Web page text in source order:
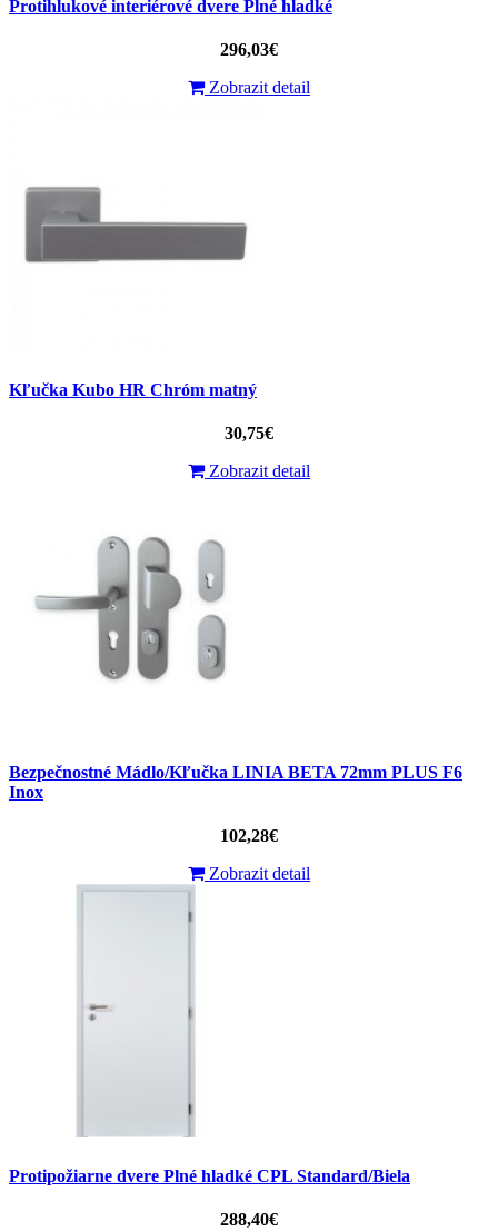
Protihlukové interiérové ​​dvere Plné hladké
296,03€
Zobrazit detail
Kľučka Kubo HR Chróm matný
30,75€
Zobrazit detail
Bezpečnostné Mádlo/Kľučka LINIA BETA 72mm PLUS F6
Inox
102,28€
Zobrazit detail
Protipožiarne dvere Plné hladké CPL Standard/Biela
288,40€